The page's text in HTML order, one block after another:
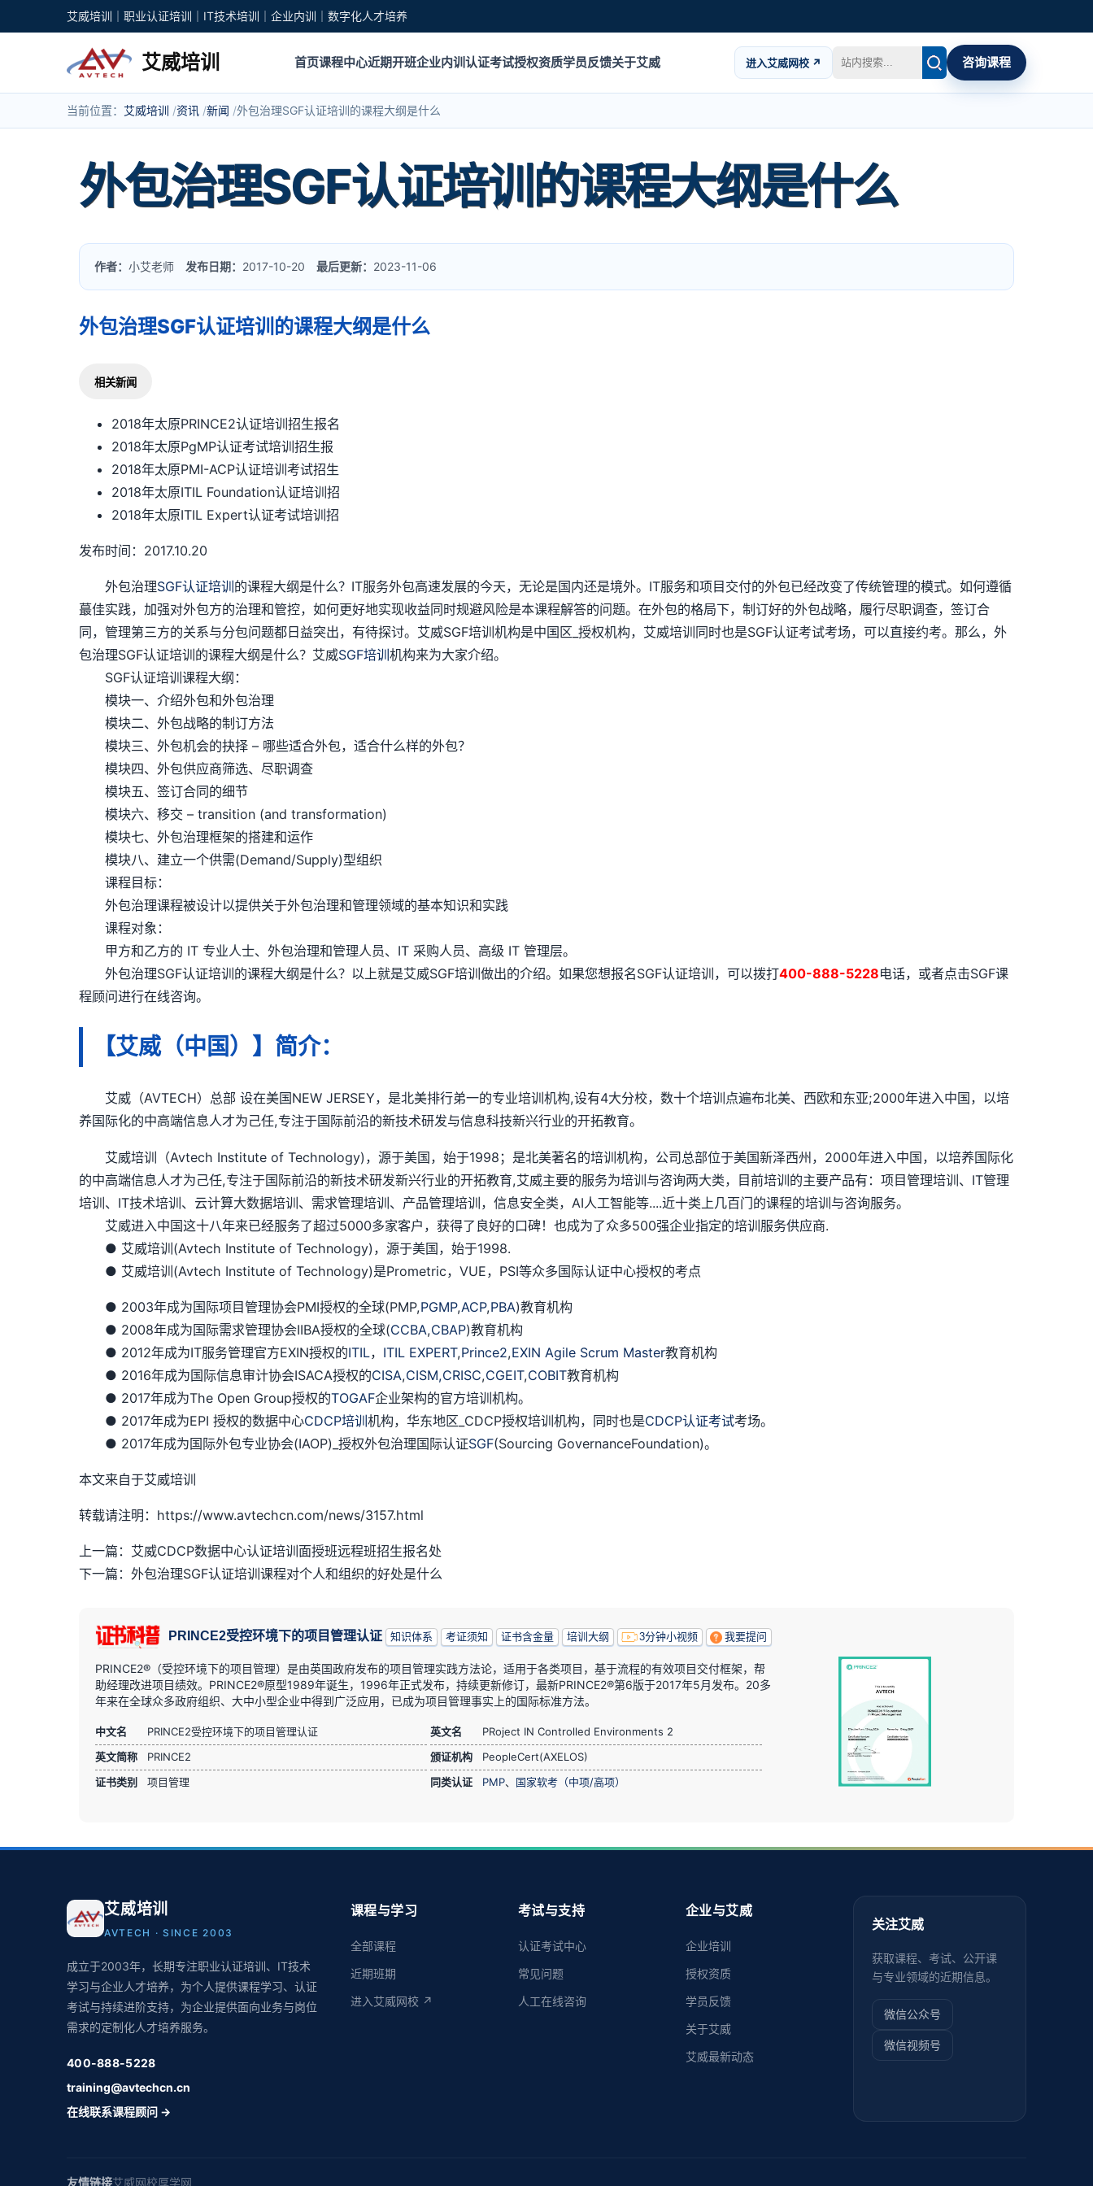
艾威培训｜职业认证培训｜IT技术培训｜企业内训｜数字化人才培养
艾威培训 首页课程中心近期开班企业内训认证考试授权资质学员反馈关于艾威 进入艾威网校 ↗ 咨询课程
当前位置： 艾威培训 资讯 新闻 外包治理SGF认证培训的课程大纲是什么
外包治理SGF认证培训的课程大纲是什么
作者：小艾老师 发布日期： 2017-10-20最后更新： 2023-11-06
外包治理SGF认证培训的课程大纲是什么
相关新闻
2018年太原PRINCE2认证培训招生报名
2018年太原PgMP认证考试培训招生报
2018年太原PMI-ACP认证培训考试招生
2018年太原ITIL Foundation认证培训招
2018年太原ITIL Expert认证考试培训招
发布时间：2017.10.20
外包治理SGF认证培训 的课程大纲是什么？IT服务外包高速发展的今天，无论是国内还是境外。IT服务和项目交付的外包已经改变了传统管理的模式。如何遵循
蕞佳实践，加强对外包方的治理和管控，如何更好地实现收益同时规避风险是本课程解答的问题。在外包的格局下，制订好的外包战略，履行尽职调查，签订合
同，管理第三方的关系与分包问题都日益突出，有待探讨。艾威SGF培训机构是中国区_授权机构，艾威培训同时也是SGF认证考试考场，可以直接约考。那么，外
包治理SGF认证培训的课程大纲是什么？艾威SGF培训机构来为大家介绍。
SGF认证培训课程大纲：
模块一、介绍外包和外包治理
模块二、外包战略的制订方法
模块三、外包机会的抉择 – 哪些适合外包，适合什么样的外包？
模块四、外包供应商筛选、尽职调查
模块五、签订合同的细节
模块六、移交 – transition (and transformation)
模块七、外包治理框架的搭建和运作
模块八、建立一个供需(Demand/Supply)型组织
课程目标：
外包治理课程被设计以提供关于外包治理和管理领域的基本知识和实践
课程对象：
甲方和乙方的 IT 专业人士、外包治理和管理人员、IT 采购人员、高级 IT 管理层。
外包治理SGF认证培训的课程大纲是什么？以上就是艾威SGF培训做出的介绍。如果您想报名SGF认证培训，可以拨打400-888-5228电话，或者点击SGF课
程顾问进行在线咨询。
【艾威（中国）】简介：
艾威（AVTECH）总部 设在美国NEW JERSEY，是北美排行弟一的专业培训机构,设有4大分校，数十个培训点遍布北美、西欧和东亚;2000年进入中国，以培
养国际化的中高端信息人才为己任,专注于国际前沿的新技术研发与信息科技新兴行业的开拓教育。
艾威培训（Avtech Institute of Technology)，源于美国，始于1998；是北美著名的培训机构，公司总部位于美国新泽西州，2000年进入中国，以培养国际化
的中高端信息人才为己任,专注于国际前沿的新技术研发新兴行业的开拓教育,艾威主要的服务为培训与咨询两大类，目前培训的主要产品有：项目管理培训、IT管理
培训、IT技术培训、云计算大数据培训、需求管理培训、产品管理培训，信息安全类，AI人工智能等....近十类上几百门的课程的培训与咨询服务。
艾威进入中国这十八年来已经服务了超过5000多家客户，获得了良好的口碑！也成为了众多500强企业指定的培训服务供应商.
● 艾威培训(Avtech Institute of Technology)，源于美国，始于1998.
● 艾威培训(Avtech Institute of Technology)是Prometric，VUE，PSI等众多国际认证中心授权的考点
● 2003年成为国际项目管理协会PMI授权的全球(PMP,PGMP,ACP,PBA)教育机构
● 2008年成为国际需求管理协会IIBA授权的全球(CCBA,CBAP)教育机构
● 2012年成为IT服务管理官方EXIN授权的ITIL， ITIL EXPERT,Prince2,EXIN Agile Scrum Master教育机构
● 2016年成为国际信息审计协会ISACA授权的CISA,CISM,CRISC,CGEIT,COBIT教育机构
● 2017年成为The Open Group授权的TOGAF企业架构的官方培训机构。
● 2017年成为EPI 授权的数据中心CDCP培训机构，华东地区_CDCP授权培训机构，同时也是CDCP认证考试考场。
● 2017年成为国际外包专业协会(IAOP)_授权外包治理国际认证SGF(Sourcing GovernanceFoundation)。
本文来自于艾威培训
转载请注明：https://www.avtechcn.com/news/3157.html
上一篇：艾威CDCP数据中心认证培训面授班远程班招生报名处
下一篇：外包治理SGF认证培训课程对个人和组织的好处是什么
PRINCE2受控环境下的项目管理认证 知识体系 考证须知 证书含金量 培训大纲 3分钟小视频 我要提问
PRINCE2®（受控环境下的项目管理）是由英国政府发布的项目管理实践方法论，适用于各类项目，基于流程的有效项目交付框架，帮
助经理改进项目绩效。PRINCE2®原型1989年诞生，1996年正式发布，持续更新修订，最新PRINCE2®第6版于2017年5月发布。20多
年来在全球众多政府组织、大中小型企业中得到广泛应用，已成为项目管理事实上的国际标准方法。
中文名 PRINCE2受控环境下的项目管理认证 英文名
PRoject IN Controlled Environments 2
英文简称
PRINCE2 颁证机构
PeopleCert(AXELOS)
证书类别
项目管理 同类认证 PMP、 国家软考（中项/高项）
艾威培训
AVTECH · SINCE 2003
成立于2003年，长期专注职业认证培训、IT技术
学习与企业人才培养，为个人提供课程学习、认证
考试与持续进阶支持，为企业提供面向业务与岗位
需求的定制化人才培养服务。
400-888-5228
training@avtechcn.cn
在线联系课程顾问 →
课程与学习
全部课程
近期班期
进入艾威网校 ↗
考试与支持
认证考试中心
常见问题
人工在线咨询
企业与艾威
企业培训
授权资质
学员反馈
关于艾威
艾威最新动态
关注艾威
获取课程、考试、公开课
与专业领域的近期信息。
微信公众号
微信视频号
友情链接艾威网校厚学网